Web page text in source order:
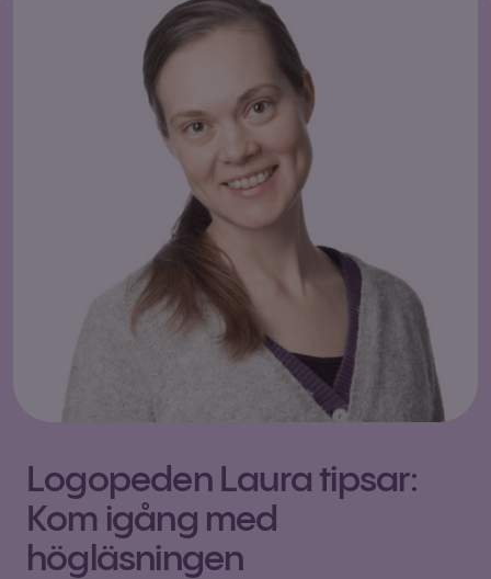
Logopeden Laura tipsar:
Kom igång med
högläsningen